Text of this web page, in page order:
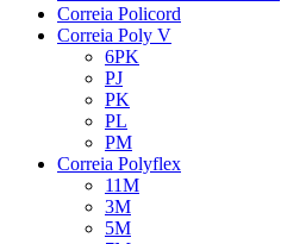
Correia Policord
Correia Poly V
6PK
PJ
PK
PL
PM
Correia Polyflex
11M
3M
5M